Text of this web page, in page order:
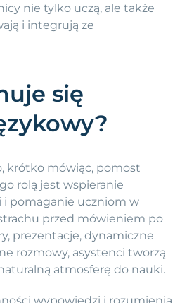
nie tylko uczą, ale także
i integrują ze
się
krótko mówiąc, pomost
rolą jest wspieranie
i pomaganie uczniom w
przed mówieniem po
prezentacje, dynamiczne
rozmowy, asystenci tworzą
atmosferę do nauki.